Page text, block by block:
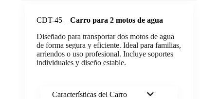
CDT-45 – Carro para 2 motos de agua
Diseñado para transportar dos motos de agua
de forma segura y eficiente. Ideal para familias,
arriendos o uso profesional. Incluye soportes
individuales y diseño estable.
Características del Carro